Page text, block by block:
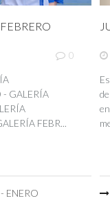
0
- GALERÍA
FEBR...
ENERO